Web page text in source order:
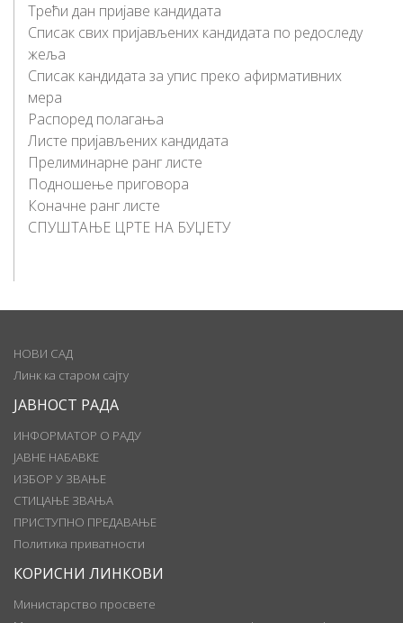
Трећи дан пријаве кандидата
Списак свих пријављених кандидата по редоследу
жеља
Списак кандидата за упис преко афирмативних
мера
Распоред полагања
Листе пријављених кандидата
Прелиминарне ранг листе
Подношење приговора
Коначне ранг листе
СПУШТАЊЕ ЦРТЕ НА БУЏЕТУ
НОВИ САД
Линк ка старом сајту
ЈАВНОСТ РАДА
ИНФОРМАТОР О РАДУ
ЈАВНЕ НАБАВКЕ
ИЗБОР У ЗВАЊЕ
СТИЦАЊЕ ЗВАЊА
ПРИСТУПНО ПРЕДАВАЊЕ
Политика приватности
КОРИСНИ ЛИНКОВИ
Министарство просвете